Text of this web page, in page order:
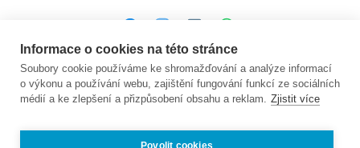
Platforma
Domovská stránka
Koupit
Prodej
Společnost
O nás
Kontakt
Průvodce
Právní
GTC
Ochrana údajů
Otisk
Informace o cookies na této stránce
Soubory cookie používáme ke shromažďování a analýze informací
o výkonu a používání webu, zajištění fungování funkcí ze sociálních
médií a ke zlepšení a přizpůsobení obsahu a reklam. Zjistit více
Povolit cookies